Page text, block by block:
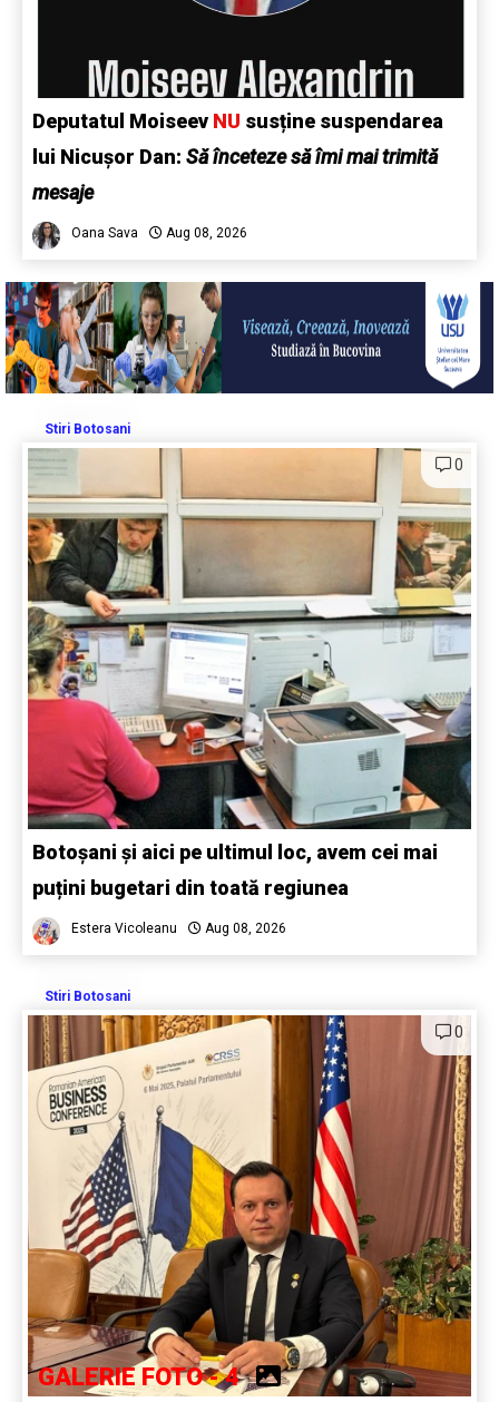
Deputatul Moiseev NU susține suspendarea
lui Nicușor Dan: Să înceteze să îmi mai trimită
mesaje
Oana Sava Aug 08, 2026
Stiri Botosani
0
Botoșani și aici pe ultimul loc, avem cei mai
puțini bugetari din toată regiunea
Estera Vicoleanu Aug 08, 2026
Stiri Botosani
0
GALERIE FOTO - 4